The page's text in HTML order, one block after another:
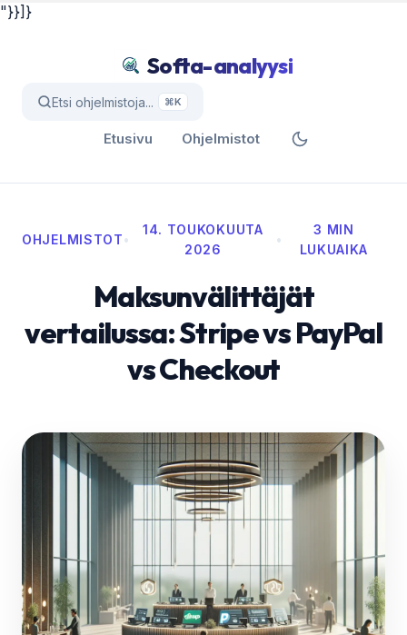
"}}]}
Softa-analyysi
Etsi ohjelmistoja... ⌘K
Etusivu Ohjelmistot
OHJELMISTOT•
14. TOUKOKUUTA
2026
•
3 MIN
LUKUAIKA
Maksunvälittäjät
vertailussa: Stripe vs PayPal
vs Checkout